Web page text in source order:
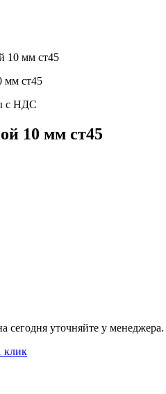
10 мм ст45
с НДС
10 мм ст45
сегодня уточняйте у менеджера.
клик